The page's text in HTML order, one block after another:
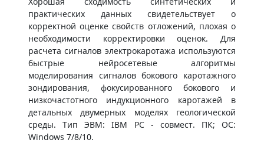
практических данных свидетельствует о
корректной оценке свойств отложений, плохая о
необходимости корректировки оценок. Для
расчета сигналов электрокаротажа используются
быстрые нейросетевые алгоритмы
моделирования сигналов бокового каротажного
зондирования, фокусированного бокового и
низкочастотного индукционного каротажей в
детальных двумерных моделях геологической
среды. Тип ЭВМ: IBM PC - совмест. ПК; ОС:
Windows 7/8/10.